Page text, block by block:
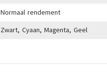
Normaal rendement
Zwart, Cyaan, Magenta, Geel